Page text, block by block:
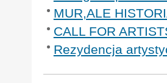
MUR,ALE
CALL FOR
Rezydencja